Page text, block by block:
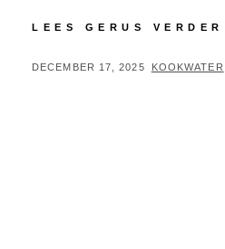
LEES GERUS VERDER
DECEMBER 17, 2025 KOOKWATER